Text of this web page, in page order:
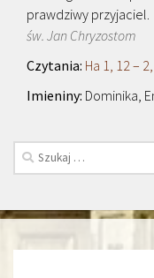
prawdziwy przyjaciel.
św. Jan Chryzostom
Ha 1, 12 –
Dominika,
Szukaj: